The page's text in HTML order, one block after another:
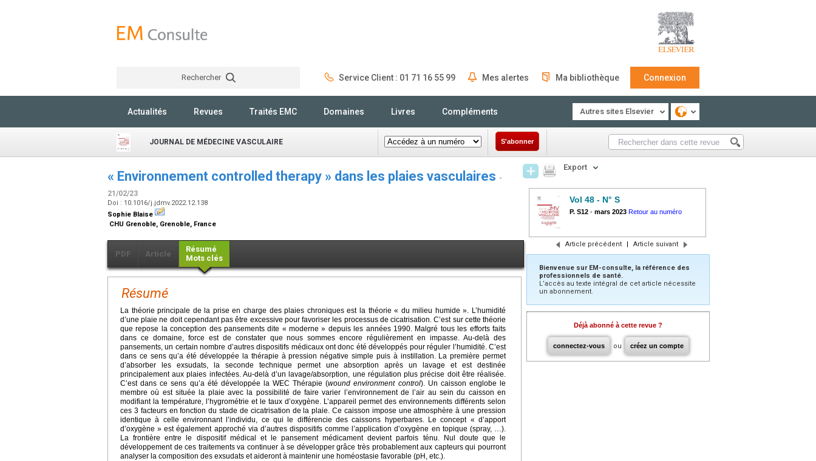
Rechercher Service Client : 01 71 16 55 99 Mes alertes Ma bibliothèque Connexion
Actualités Revues Traités EMC Domaines Livres Compléments Autres sites Elsevier
JOURNAL DE MÉDECINE VASCULAIRE S'abonner
« Environnement controlled therapy » dans les plaies vasculaires -
21/02/23
Doi : 10.1016/j.jdmv.2022.12.138
Sophie Blaise
CHU Grenoble, Grenoble, France
PDF Article
Résumé
Mots clés
Résumé
La théorie principale de la prise en charge des plaies chroniques est la théorie « du milieu humide ». L’humidité
d’une plaie ne doit cependant pas être excessive pour favoriser les processus de cicatrisation. C’est sur cette théorie
que repose la conception des pansements dite « moderne » depuis les années 1990. Malgré tous les efforts faits
dans ce domaine, force est de constater que nous sommes encore régulièrement en impasse. Au-delà des
pansements, un certain nombre d’autres dispositifs médicaux ont donc été développés pour réguler l’humidité. C’est
dans ce sens qu’a été développée la thérapie à pression négative simple puis à instillation. La première permet
d’absorber les exsudats, la seconde technique permet une absorption après un lavage et est destinée
principalement aux plaies infectées. Au-delà d’un lavage/absorption, une régulation plus précise doit être réalisée.
C’est dans ce sens qu’a été développée la WEC Thérapie (wound environment control). Un caisson englobe le
membre où est située la plaie avec la possibilité de faire varier l’environnement de l’air au sein du caisson en
modifiant la température, l’hygrométrie et le taux d’oxygène. L’appareil permet des environnements différents selon
ces 3 facteurs en fonction du stade de cicatrisation de la plaie. Ce caisson impose une atmosphère à une pression
identique à celle environnant l’individu, ce qui le différencie des caissons hyperbares. Le concept « d’apport
d’oxygène » est également approché via d’autres dispositifs comme l’application d’oxygène en topique (spray, …).
La frontière entre le dispositif médical et le pansement médicament devient parfois ténu. Nul doute que le
développement de ces traitements va continuer à se développer grâce très probablement aux capteurs qui pourront
analyser la composition des exsudats et aideront à maintenir une homéostasie favorable (pH, etc.).
Export
Vol 48 - N° S
P. S12 - mars 2023 Retour au numéro
Article précédent | Article suivant
Bienvenue sur EM-consulte, la référence des
professionnels de santé.
L’accès au texte intégral de cet article nécessite
un abonnement.
Déjà abonné à cette revue ?
connectez-vous ou créez un compte